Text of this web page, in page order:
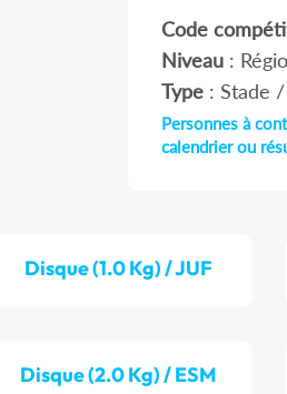
Code
Niveau:
Type: Stade /
Personnes à
calendrier ou
Disque (1.0 Kg) / JUF
Disque (2.0 Kg) / ESM